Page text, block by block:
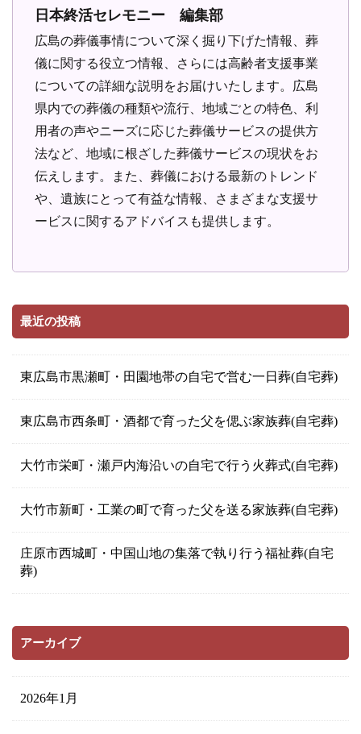
日本終活セレモニー 編集部
広島の葬儀事情について深く掘り下げた情報、葬
儀に関する役立つ情報、さらには高齢者支援事業
についての詳細な説明をお届けいたします。広島
県内での葬儀の種類や流行、地域ごとの特色、利
用者の声やニーズに応じた葬儀サービスの提供方
法など、地域に根ざした葬儀サービスの現状をお
伝えします。また、葬儀における最新のトレンド
や、遺族にとって有益な情報、さまざまな支援サ
ービスに関するアドバイスも提供します。
最近の投稿
東広島市黒瀬町・田園地帯の自宅で営む一日葬(自宅葬)
東広島市西条町・酒都で育った父を偲ぶ家族葬(自宅葬)
大竹市栄町・瀬戸内海沿いの自宅で行う火葬式(自宅葬)
大竹市新町・工業の町で育った父を送る家族葬(自宅葬)
庄原市西城町・中国山地の集落で執り行う福祉葬(自宅
葬)
アーカイブ
2026年1月